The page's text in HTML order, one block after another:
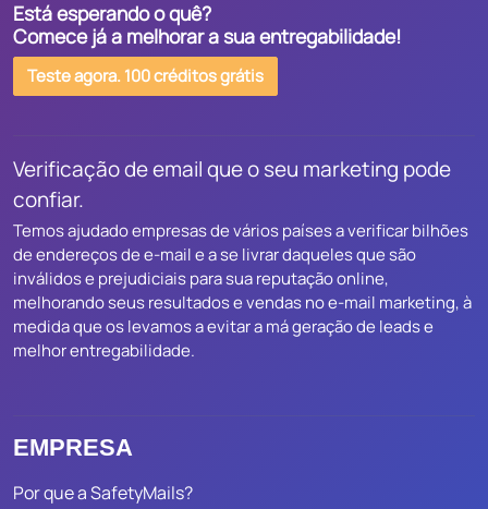
Está esperando o quê?
Comece já a melhorar a sua entregabilidade!
Teste agora. 100 créditos grátis
Verificação de email que o seu marketing pode
confiar.
Temos ajudado empresas de vários países a verificar bilhões
de endereços de e-mail e a se livrar daqueles que são
inválidos e prejudiciais para sua reputação online,
melhorando seus resultados e vendas no e-mail marketing, à
medida que os levamos a evitar a má geração de leads e
melhor entregabilidade.
EMPRESA
Por que a SafetyMails?